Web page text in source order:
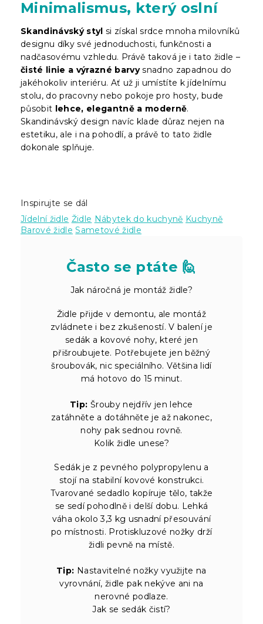
Minimalismus, který oslní
Skandinávský styl si získal srdce mnoha milovníků
designu díky své jednoduchosti, funkčnosti a
nadčasovému vzhledu. Právě taková je i tato židle –
čisté linie a výrazné barvysnadno zapadnou do
jakéhokoliv interiéru. Ať už ji umístíte k jídelnímu
stolu, do pracovny nebo pokoje pro hosty, bude
působit lehce, elegantně a moderně.
Skandinávský design navíc klade důraz nejen na
estetiku, ale i na pohodlí, a právě to tato židle
dokonale splňuje.
Inspirujte se dál
Jídelní židle Židle Nábytek do kuchyně Kuchyně
Barové židle Sametové židle
Často se ptáte 🙋
Jak náročná je montáž židle?
Židle přijde v demontu, ale montáž
zvládnete i bez zkušeností. V balení je
sedák a kovové nohy, které jen
přišroubujete. Potřebujete jen běžný
šroubovák, nic speciálního. Většina lidí
má hotovo do 15 minut.
Tip: Šrouby nejdřív jen lehce
zatáhněte a dotáhněte je až nakonec,
nohy pak sednou rovně.
Kolik židle unese?
Sedák je z pevného polypropylenu a
stojí na stabilní kovové konstrukci.
Tvarované sedadlo kopíruje tělo, takže
se sedí pohodlně i delší dobu. Lehká
váha okolo 3,3 kg usnadní přesouvání
po místnosti. Protiskluzové nožky drží
židli pevně na místě.
Tip: Nastavitelné nožky využijte na
vyrovnání, židle pak nekýve ani na
nerovné podlaze.
Jak se sedák čistí?